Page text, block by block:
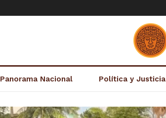
Panorama Nacional Política y Justicia